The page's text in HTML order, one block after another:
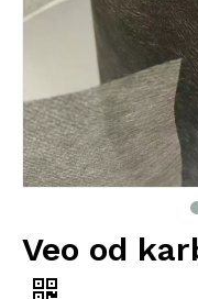
Veo od